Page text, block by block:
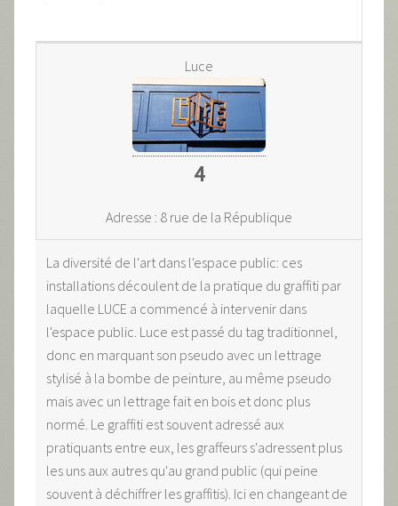
Luce
4
Adresse : 8 rue de la République
La diversité de l'art dans l'espace public: ces
installations découlent de la pratique du graffiti par
laquelle LUCE a commencé à intervenir dans
l'espace public. Luce est passé du tag traditionnel,
donc en marquant son pseudo avec un lettrage
stylisé à la bombe de peinture, au même pseudo
mais avec un lettrage fait en bois et donc plus
normé. Le graffiti est souvent adressé aux
pratiquants entre eux, les graffeurs s'adressent plus
les uns aux autres qu'au grand public (qui peine
souvent à déchiffrer les graffitis). Ici en changeant de